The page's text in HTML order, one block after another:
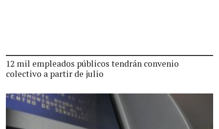
12 mil empleados públicos tendrán convenio
colectivo a partir de julio